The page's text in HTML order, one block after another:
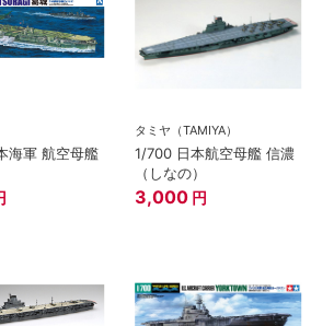
海軍 航空母艦
タミヤ（TAMIYA）
1/700 日本航空母艦 信濃
（しなの）
3,000 円